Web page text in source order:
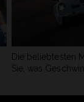
Die beliebtesten
Sie, was